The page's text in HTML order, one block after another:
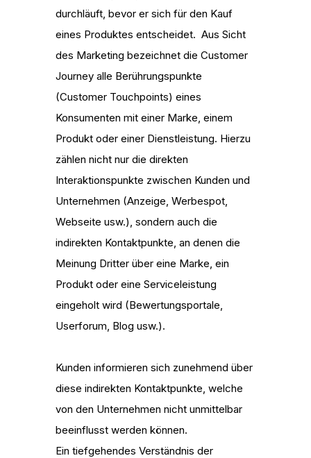
durchläuft, bevor er sich für den Kauf
eines Produktes entscheidet. Aus Sicht
des Marketing bezeichnet die Customer
Journey alle Berührungspunkte
(Customer Touchpoints) eines
Konsumenten mit einer Marke, einem
Produkt oder einer Dienstleistung. Hierzu
zählen nicht nur die direkten
Interaktionspunkte zwischen Kunden und
Unternehmen (Anzeige, Werbespot,
Webseite usw.), sondern auch die
indirekten Kontaktpunkte, an denen die
Meinung Dritter über eine Marke, ein
Produkt oder eine Serviceleistung
eingeholt wird (Bewertungsportale,
Userforum, Blog usw.).
Kunden informieren sich zunehmend über
diese indirekten Kontaktpunkte, welche
von den Unternehmen nicht unmittelbar
beeinflusst werden können.
Ein tiefgehendes Verständnis der